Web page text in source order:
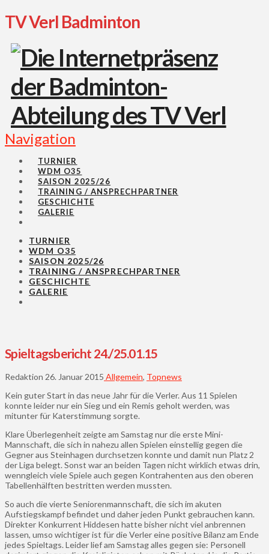
TV Verl Badminton
Navigation
TURNIER
WDM O35
SAISON 2025/26
TRAINING / ANSPRECHPARTNER
GESCHICHTE
GALERIE
TURNIER
WDM O35
SAISON 2025/26
TRAINING / ANSPRECHPARTNER
GESCHICHTE
GALERIE
Spieltagsbericht 24./25.01.15
Redaktion 26. Januar 2015 Allgemein, Topnews
Kein guter Start in das neue Jahr für die Verler. Aus 11 Spielen
konnte leider nur ein Sieg und ein Remis geholt werden, was
mitunter für Katerstimmung sorgte.
Klare Überlegenheit zeigte am Samstag nur die erste Mini-
Mannschaft, die sich in nahezu allen Spielen einstellig gegen die
Gegner aus Steinhagen durchsetzen konnte und damit nun Platz 2
der Liga belegt. Sonst war an beiden Tagen nicht wirklich etwas drin,
wenngleich viele Spiele auch gegen Kontrahenten aus den oberen
Tabellenhälften bestritten werden mussten.
So auch die vierte Seniorenmannschaft, die sich im akuten
Aufstiegskampf befindet und daher jeden Punkt gebrauchen kann.
Direkter Konkurrent Hiddesen hatte bisher nicht viel anbrennen
lassen, umso wichtiger ist für die Verler eine positive Bilanz am Ende
jedes Spieltags. Leider lief am Samstag alles gegen sie: Personell